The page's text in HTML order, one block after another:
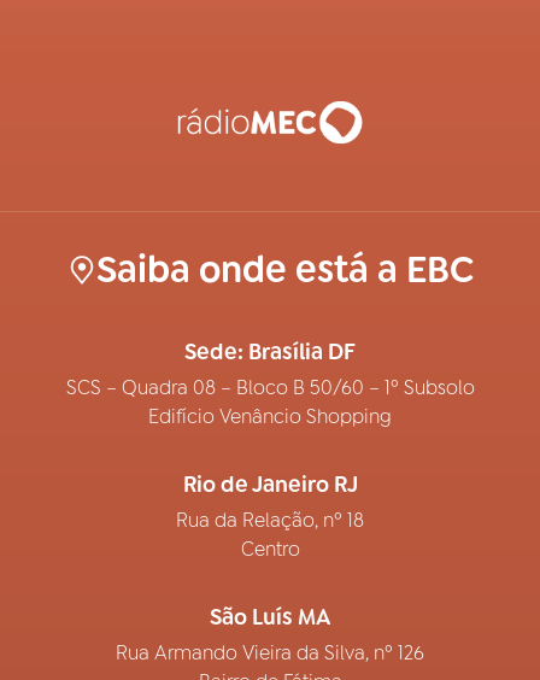
Saiba onde está a EBC
Sede: Brasília DF
SCS – Quadra 08 – Bloco B 50/60 – 1º Subsolo
Edifício Venâncio Shopping
Rio de Janeiro RJ
Rua da Relação, nº 18
Centro
São Luís MA
Rua Armando Vieira da Silva, nº 126